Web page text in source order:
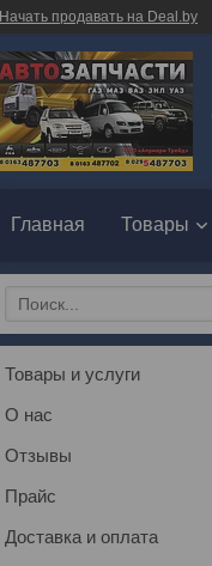
Начать продавать на Deal.by
Главная Товары
Товары и услуги
О нас
Отзывы
Прайс
Доставка и оплата